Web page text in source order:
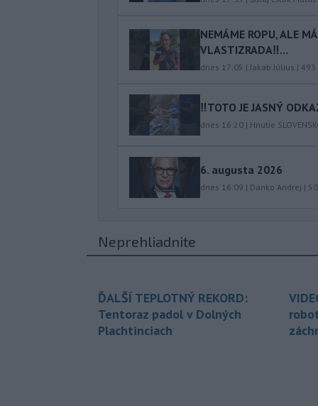
NEMÁME ROPU, ALE
VLASTIZRADA‼️...
dnes 17:05 | Jakab Július | 493
‼️TOTO JE JASNÝ
dnes 16:20 | Hnutie
6. augusta 2026
dnes 16:09 | Danko Andrej |
Neprehliadnite
ĎALŠÍ TEPLOTNÝ REKORD:
Tentoraz padol v Dolných
Plachtinciach